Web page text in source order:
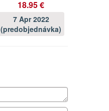
18.95 €
7 Apr 2022
(predobjednávka)